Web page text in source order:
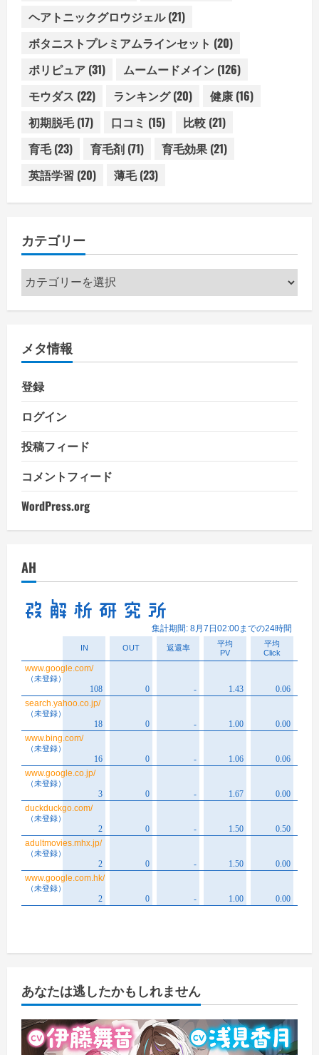
ヘアトニックグロウジェル(21)
ボタニストプレミアムラインセット (20)
ポリピュア (31) ムームードメイン (126)
モウダス (22) ランキング(20) 健康 (16)
初期脱毛(17) 口コミ (15) 比較 (21)
育毛(23) 育毛剤 (71) 育毛効果 (21)
英語学習 (20) 薄毛(23)
カテゴリー
カ
テ
ー
メタ情報
登録
ログイン
投稿フィード
コメントフィード
WordPress.org
AH
あなたは逃したかもしれません